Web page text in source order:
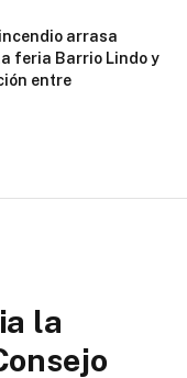
arrasa
feria Barrio Lindo y
entre
la